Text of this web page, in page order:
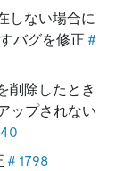
しない場合に
バグを修正 ＃
削除したとき
ップされない
＃1798